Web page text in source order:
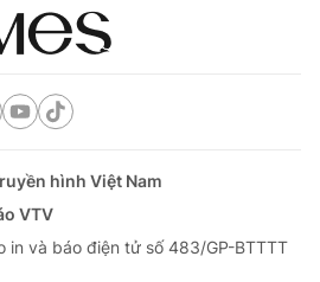
hình Việt Nam
VTV
in và báo điện tử số 483/GP-BTTTT